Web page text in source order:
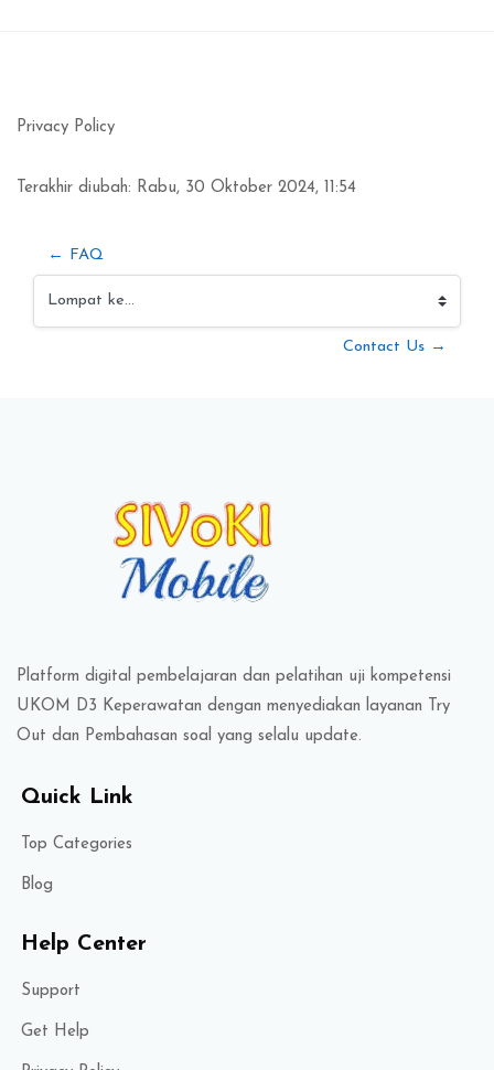
Privacy Policy
Terakhir diubah: Rabu, 30 Oktober 2024, 11:54
← FAQ
Lompat ke...
Contact Us →
Platform digital pembelajaran dan pelatihan uji kompetensi
UKOM D3 Keperawatan dengan menyediakan layanan Try
Out dan Pembahasan soal yang selalu update.
Quick Link
Top Categories
Blog
Help Center
Support
Get Help